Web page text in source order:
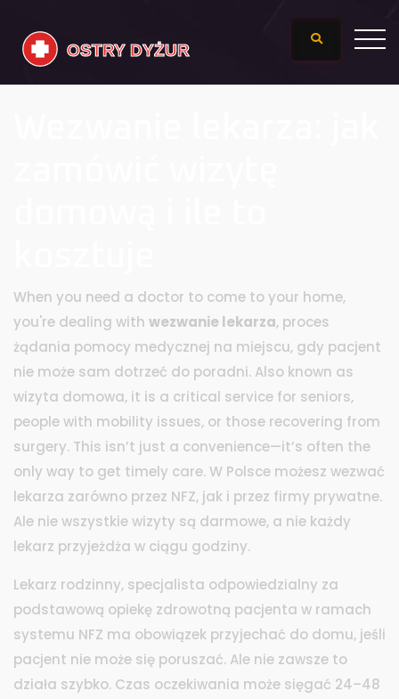
When you need a doctor to come to your home,
you're dealing with wezwanie lekarza, proces
żądania pomocy medycznej na miejscu, gdy pacjent
nie może sam dotrzeć do poradni. Also known as
wizyta domowa, it is a critical service for seniors,
people with mobility issues, or those recovering from
surgery. This isn’t just a convenience—it’s often the
only way to get timely care.W Polsce możesz wezwać
lekarza zarówno przez NFZ, jak i przez firmy prywatne.
Ale nie wszystkie wizyty są darmowe, a nie każdy
lekarz przyjeżdża w ciągu godziny.
Lekarz rodzinny, specjalista odpowiedzialny za
podstawową opiekę zdrowotną pacjenta w ramach
systemu NFZ ma obowiązek przyjechać do domu, jeśli
pacjent nie może się poruszać. Ale nie zawsze to
działa szybko. Czas oczekiwania może sięgać 24–48